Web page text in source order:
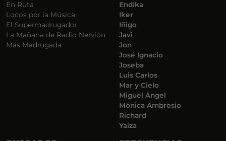
En Ruta
Locos por la Música
El Supermadrugador
La Mañana de Radio Nervión
Más Madrugada
Endika
Iker
Iñigo
Javi
Jon
José Ignacio
Joseba
Luis Carlos
Mar y Cielo
Miguel Ángel
Mónica Ambrosio
Richard
Yaiza